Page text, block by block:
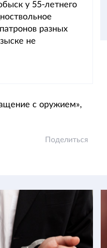
у 55-летнего
разных
не
с оружием»,
Поделиться